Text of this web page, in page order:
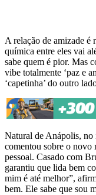
A relação de amizade é
química entre eles vai
sabe quem é pior. Mas
vibe totalmente ‘paz e
‘capetinha’ do outro
Natural de Anápolis, no
comentou sobre o novo
pessoal. Casado com
garantiu que lida bem
mim é até melhor”,
bem. Ele sabe que sou